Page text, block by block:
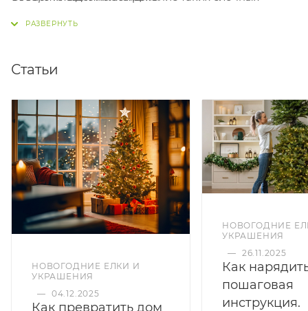
Статьи
НОВОГОДНИЕ ЕЛКИ И
УКРАШЕНИЯ
— 04.12.2025
Как превратить дом
НОВОГОДНИЕ
УКРАШЕНИЯ
— 26.11.2025
Как
пошаговая
инструкция.